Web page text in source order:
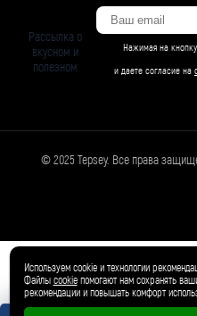
🛍️ Магазин
Товар добавлен в корзину ✓
Рассылка о
вкусном и
полезном
Нажимая на
и даете согласие на
© 2025 Tepsey. Все права
Используем cookie и технологии
Файлы cookieпомогают нам сохранять
рекомендации и повышать комфорт